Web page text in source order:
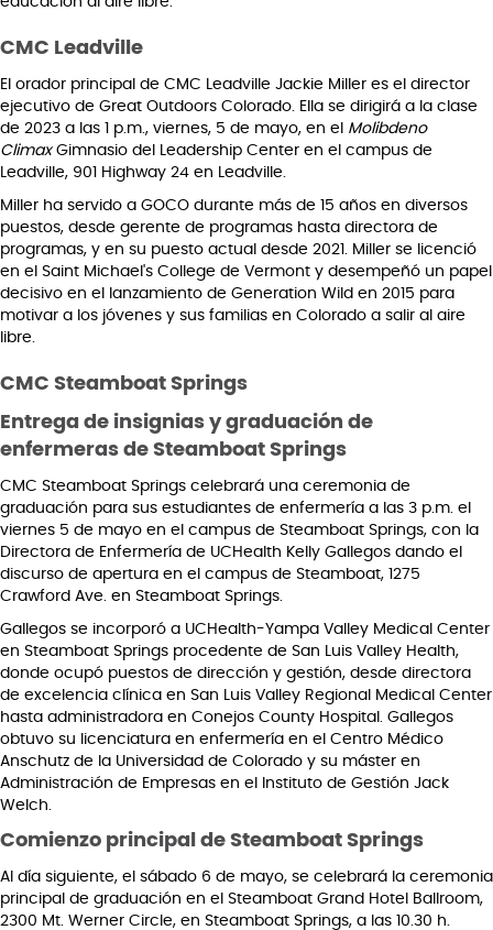
CMC Leadville
El orador principal de CMC Leadville Jackie Miller es el director
ejecutivo de Great Outdoors Colorado. Ella se dirigirá a la clase
de 2023 a las 1 p.m., viernes, 5 de mayo, en el Molibdeno
ClimaxGimnasio del Leadership Center en el campus de
Leadville, 901 Highway 24 en Leadville.
Miller ha servido a GOCO durante más de 15 años en diversos
puestos, desde gerente de programas hasta directora de
programas, y en su puesto actual desde 2021. Miller se licenció
en el Saint Michael's College de Vermont y desempeñó un papel
decisivo en el lanzamiento de Generation Wild en 2015 para
motivar a los jóvenes y sus familias en Colorado a salir al aire
libre.
CMC Steamboat Springs
Entrega de insignias y graduación de
enfermeras de Steamboat Springs
CMC Steamboat Springs celebrará una ceremonia de
graduación para sus estudiantes de enfermería a las 3 p.m. el
viernes 5 de mayo en el campus de Steamboat Springs, con la
Directora de Enfermería de UCHealth Kelly Gallegos dando el
discurso de apertura en el campus de Steamboat, 1275
Crawford Ave. en Steamboat Springs.
Gallegos se incorporó a UCHealth-Yampa Valley Medical Center
en Steamboat Springs procedente de San Luis Valley Health,
donde ocupó puestos de dirección y gestión, desde directora
de excelencia clínica en San Luis Valley Regional Medical Center
hasta administradora en Conejos County Hospital. Gallegos
obtuvo su licenciatura en enfermería en el Centro Médico
Anschutz de la Universidad de Colorado y su máster en
Administración de Empresas en el Instituto de Gestión Jack
Welch.
Comienzo principal de Steamboat Springs
Al día siguiente, el sábado 6 de mayo, se celebrará la ceremonia
principal de graduación en el Steamboat Grand Hotel Ballroom,
2300 Mt. Werner Circle, en Steamboat Springs, a las 10.30 h.